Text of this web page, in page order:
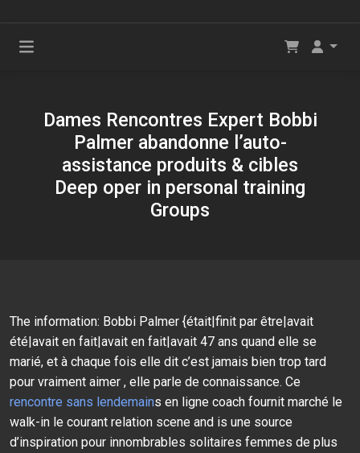
Dames Rencontres Expert Bobbi
Palmer abandonne l’auto-
assistance produits & cibles
Deep oper in personal training
Groups
The information: Bobbi Palmer {était|finit par être|avait
été|avait en fait|avait en fait|avait 47 ans quand elle se
marié, et à chaque fois elle dit c’est jamais bien trop tard
pour vraiment aimer , elle parle de connaissance. Ce
rencontre sans lendemains en ligne coach fournit marché le
walk-in le courant relation scene and is une source
d’inspiration pour innombrables solitaires femmes de plus